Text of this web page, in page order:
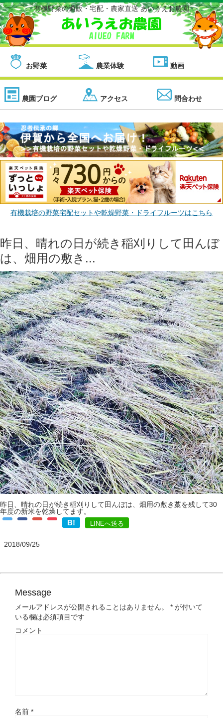
有機野菜の通販・宅配・農家直送 あいうえお農園
お野菜 農業体験 動画
農園ブログ アクセス 問合わせ
有機栽培の野菜宅配セットや乾燥野菜・ドライフルーツはこちら
昨日、晴れの日が続き稲刈りして田んぼ
は、畑用の敷き...
昨日、晴れの日が続き稲刈りして田んぼは、畑用の敷き藁を残して30
年度の新米を乾燥してます。
B! LINEへ送る
2018/09/25
Message
メールアドレスが公開されることはありません。 * が付いて
いる欄は必須項目です
コメント
名前 *